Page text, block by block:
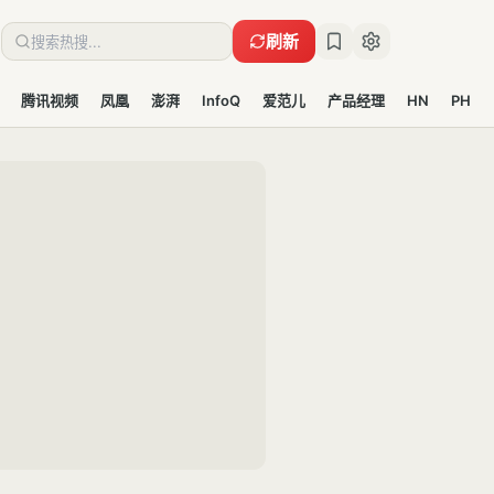
刷新
腾讯视频 凤凰 澎湃 InfoQ 爱范儿 产品经理 HN PH